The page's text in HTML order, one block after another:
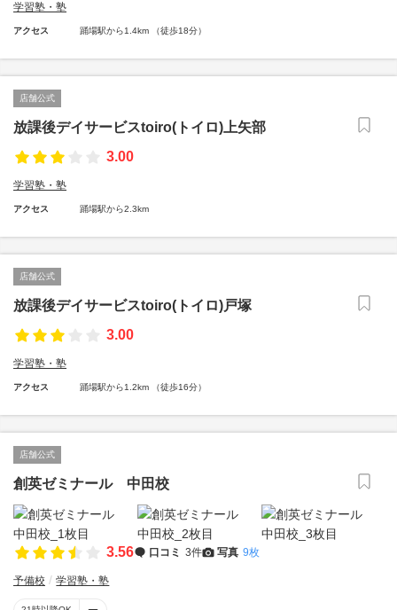
学習塾・塾
アクセス 踊場駅から1.4km （徒歩18分）
店舗公式
放課後デイサービスtoiro(トイロ)上矢部
3.00
学習塾・塾
アクセス 踊場駅から2.3km
店舗公式
放課後デイサービスtoiro(トイロ)戸塚
3.00
学習塾・塾
アクセス 踊場駅から1.2km （徒歩16分）
店舗公式
創英ゼミナール 中田校
3.56 口コミ 3件 写真 9枚
予備校 学習塾・塾